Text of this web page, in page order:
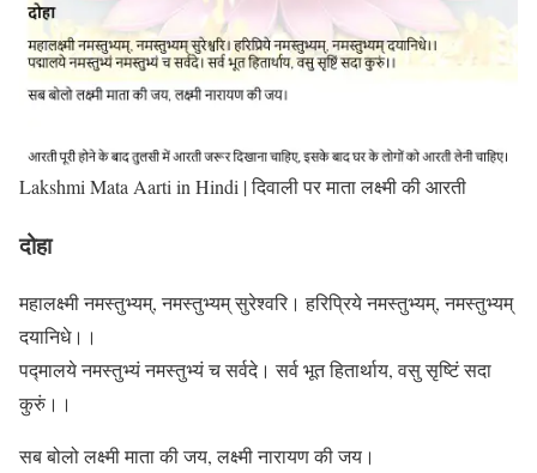
Lakshmi Mata Aarti in Hindi | दिवाली पर माता लक्ष्मी की आरती
दोहा
महालक्ष्मी नमस्तुभ्यम्, नमस्तुभ्यम् सुरेश्वरि। हरिप्रिये नमस्तुभ्यम्, नमस्तुभ्यम्
दयानिधे।।
पद्मालये नमस्तुभ्यं नमस्तुभ्यं च सर्वदे। सर्व भूत हितार्थाय, वसु सृष्टिं सदा
कुरुं।।
सब बोलो लक्ष्मी माता की जय, लक्ष्मी नारायण की जय।